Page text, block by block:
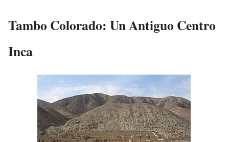
Tambo Colorado: Un Antiguo Centro
Inca